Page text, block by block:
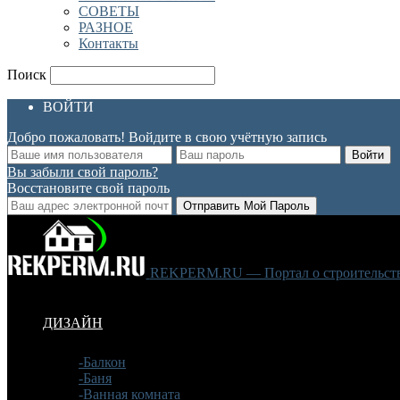
СОВЕТЫ
РАЗНОЕ
Контакты
Поиск
ВОЙТИ
Добро пожаловать! Войдите в свою учётную запись
Вы забыли свой пароль?
Восстановите свой пароль
REKPERM.RU — Портал о
ДИЗАЙН
-Балкон
-Баня
-Ванная комната